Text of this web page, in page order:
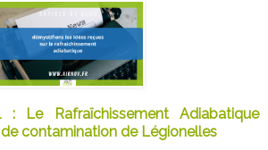
: Le Rafraîchissement Adiabatique
contamination de Légionelles